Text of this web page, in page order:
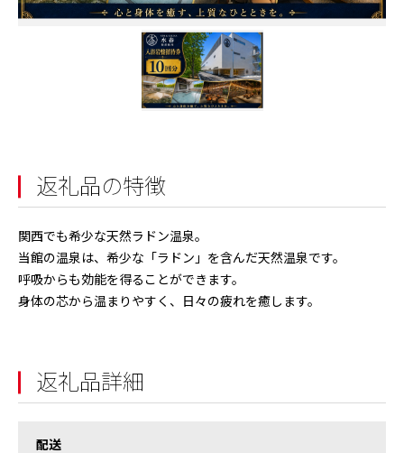
返礼品の特徴
関西でも希少な天然ラドン温泉。
当館の温泉は、希少な「ラドン」を含んだ天然温泉です。
呼吸からも効能を得ることができます。
身体の芯から温まりやすく、日々の疲れを癒します。
返礼品詳細
配送